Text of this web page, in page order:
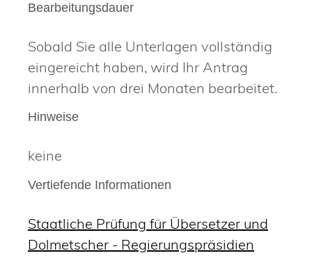
Bearbeitungsdauer
Sobald Sie alle Unterlagen vollständig
eingereicht haben, wird Ihr Antrag
innerhalb von drei Monaten bearbeitet.
Hinweise
keine
Vertiefende Informationen
Staatliche Prüfung für Übersetzer und
Dolmetscher - Regierungspräsidien